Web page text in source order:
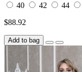
40
42 44
$88.92
Add to bag